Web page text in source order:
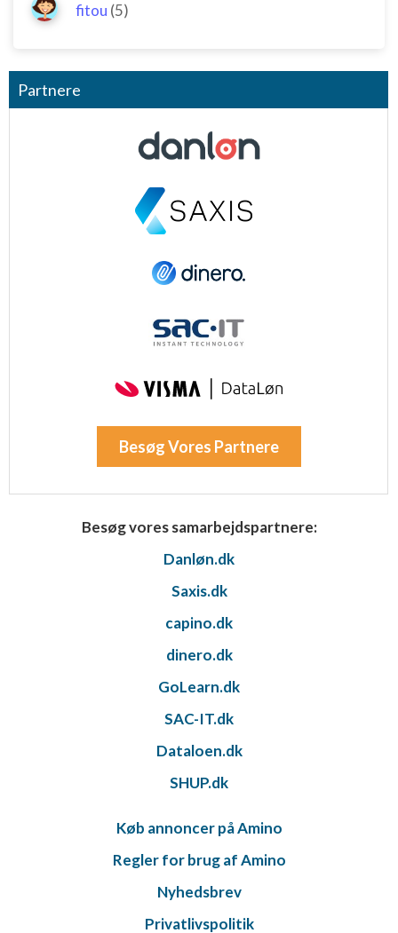
fitou (5)
Partnere
Besøg Vores Partnere
Besøg vores samarbejdspartnere:
Danløn.dk
Saxis.dk
capino.dk
dinero.dk
GoLearn.dk
SAC-IT.dk
Dataloen.dk
SHUP.dk
Køb annoncer på Amino
Regler for brug af Amino
Nyhedsbrev
Privatlivspolitik